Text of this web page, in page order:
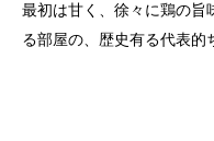
最初は甘く、徐々に鶏の旨
る部屋の、歴史有る代表的